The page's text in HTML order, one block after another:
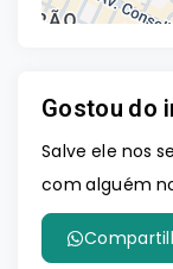
Gostou do
Salve ele nos
com alguém